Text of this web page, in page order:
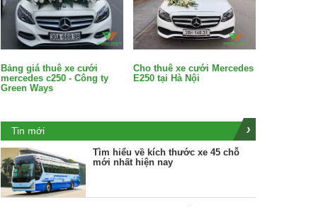
Bảng giá thuê xe cưới
mercedes c250 - Công ty
Green Ways
Cho thuê xe cưới Mercedes
E250 tại Hà Nội
Tin mới
Tìm hiểu về kích thước xe 45 chỗ
mới nhất hiện nay